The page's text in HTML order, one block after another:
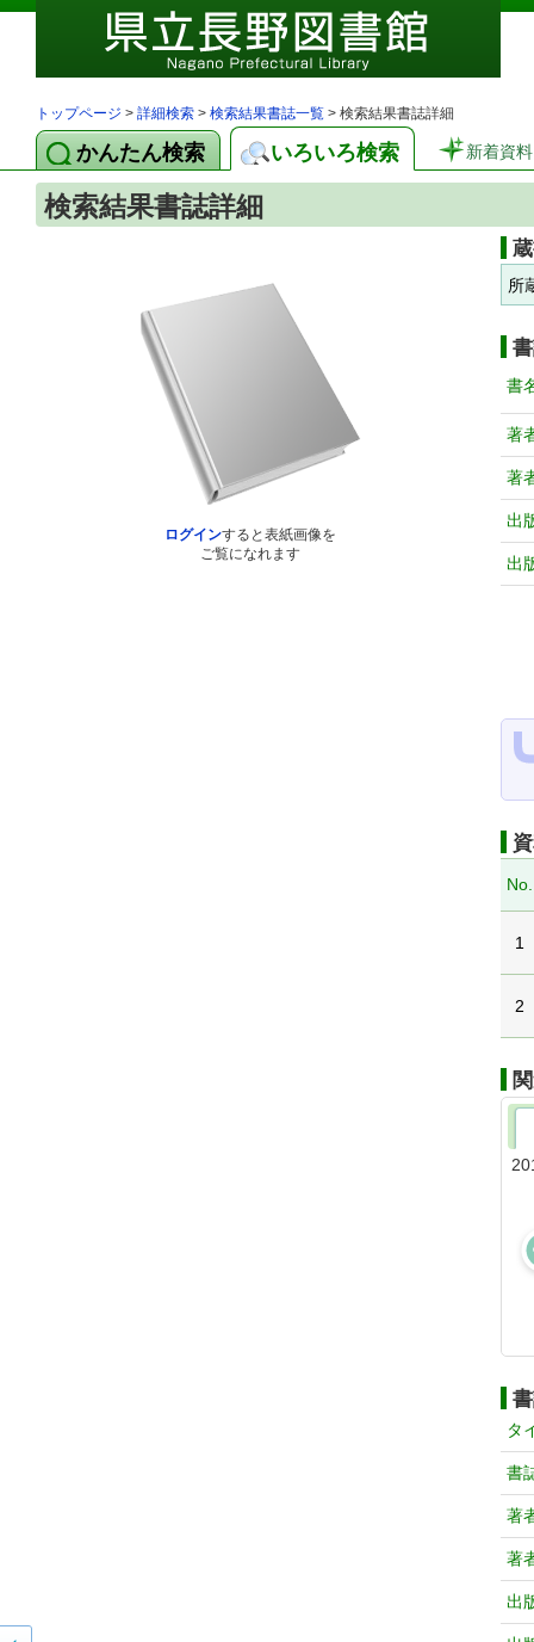
トップページ > 詳細検索 > 検索結果書誌一覧 > 検索結果書誌詳細
かんたん検索 いろいろ検索 新着資料
検索結果書誌詳細
ログインすると表紙画像を
ご覧になれます
所
書
著
著
出
出
No.
1
2
タ
書
著
著
出